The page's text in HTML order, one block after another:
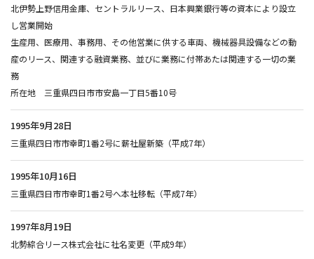
北伊勢上野信用金庫、セントラルリース、日本興業銀行等の資本により設立
し営業開始
生産用、医療用、事務用、その他営業に供する車両、機械器具設備などの動
産のリース、関連する融資業務、並びに業務に付帯あたは関連する一切の業
務
所在地 三重県四日市市安島一丁目5番10号
1995年9月28日
三重県四日市市幸町1番2号に薪社屋新築（平成7年）
1995年10月16日
三重県四日市市幸町1番2号へ本社移転（平成7年）
1997年8月19日
北勢綜合リース株式会社に社名変更（平成9年）